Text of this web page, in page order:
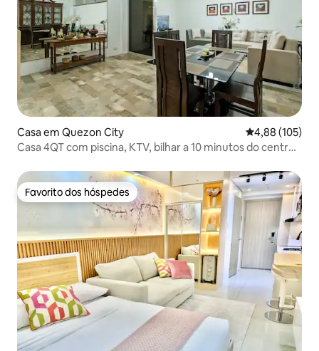
Casa em Quezon City Classificação
4,88 (105)
Casa 4QT com piscina, KTV, bilhar a 10 minutos do centro
Favorito dos hóspedes
Favorito dos hóspedes